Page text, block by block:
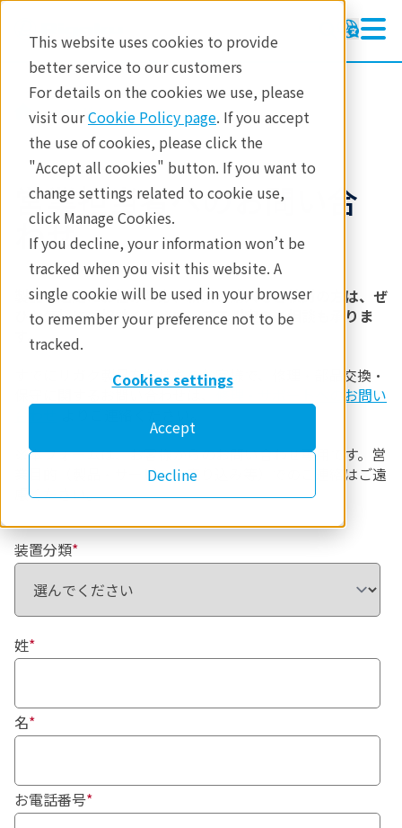
This website uses cookies to provide
better service to our customers
For details on the cookies we use, please
visit ourCookie Policy page. If you accept
the use of cookies, please click the
"Accept all cookies" button. If you want to
change settings related to cookie use,
click Manage Cookies.
If you decline, your information won’t be
tracked when you visit this website. A
single cookie will be used in your browser
to remember your preference not to be
tracked.
Cookies settings
Accept
Decline
リガクについて
営業担当者へのお問い合
わせ
製品の選定にお悩みの方、新規ご購入をご検討の方は、ぜ
ひお気軽にご相談ください。デモ測定のご相談も承りま
す。
すでにリガク製品をお持ちのお客様で、修理・部品交換・
保守に関するお問い合わせは、修理・サポートへのお問い
合わせ
※本フォームは、お客様からのお問い合わせ専用です。営
業目的（製品・サービスの売り込み等）でのご連絡はご遠
慮ください。
装置分類*
姓*
名*
お電話番号*